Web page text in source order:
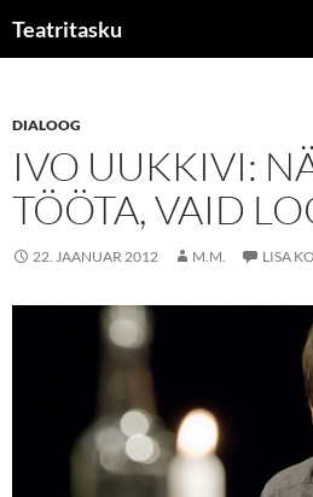
sisu
Teatritasku
DIALOOG
IVO UUKKIVI:
TÖÖTA, VAID
22. JAANUAR 2012 M.M. LISA